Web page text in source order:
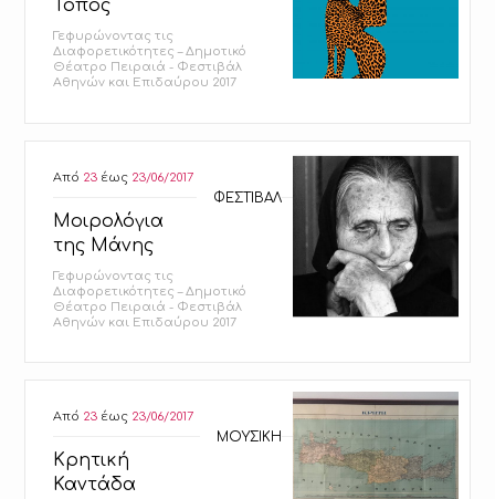
Τόπος
Γεφυρώνοντας τις
Διαφορετικότητες – Δημοτικό
Θέατρο Πειραιά - Φεστιβάλ
Αθηνών και Επιδαύρου 2017
Από 23 έως 23/06/2017
ΦΕΣΤΙΒΑΛ
Μοιρολόγια
της Μάνης
Γεφυρώνοντας τις
Διαφορετικότητες – Δημοτικό
Θέατρο Πειραιά - Φεστιβάλ
Αθηνών και Επιδαύρου 2017
Από 23 έως 23/06/2017
ΜΟΥΣΙΚΗ
Κρητική
Καντάδα